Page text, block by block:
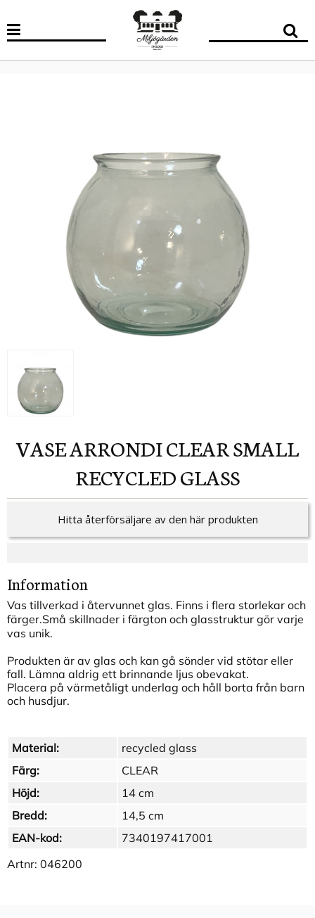
VASE ARRONDI CLEAR SMALL
RECYCLED GLASS
Hitta återförsäljare av den här produkten
Information
Vas tillverkad i återvunnet glas. Finns i flera storlekar och
färger.Små skillnader i färgton och glasstruktur gör varje
vas unik.
Produkten är av glas och kan gå sönder vid stötar eller
fall. Lämna aldrig ett brinnande ljus obevakat.
Placera på värmetåligt underlag och håll borta från barn
och husdjur.
Material:
recycled glass
Färg:
CLEAR
Höjd:
14 cm
Bredd:
14,5 cm
EAN-kod:
7340197417001
Artnr: 046200